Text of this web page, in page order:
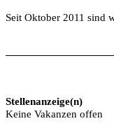
Seit Oktober 2011 sind
Stellenanzeige(n)
Keine Vakanzen offen